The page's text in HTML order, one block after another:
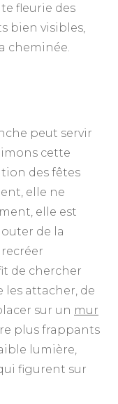
fleurie des
bien visibles,
cheminée.
peut servir
cette
des fêtes
elle ne
elle est
de la
de chercher
les attacher, de
sur un mur
plus frappants
lumière,
figurent sur